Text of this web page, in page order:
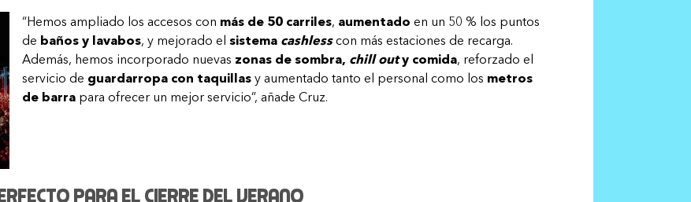
“Hemos ampliado los accesos con más de 50 carriles, aumentado en un 50 % los puntos
de baños y lavabos, y mejorado el sistema cashlesscon más estaciones de recarga.
Además, hemos incorporado nuevas zonas de sombra, chill outy comida, reforzado el
servicio de guardarropa con taquillas y aumentado tanto el personal como los metros
de barra para ofrecer un mejor servicio”, añade Cruz.
para el cierre del verano